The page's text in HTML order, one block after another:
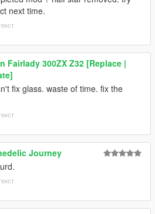
next time.
Fairlady 300ZX Z32 [Replace |
fix glass. waste of time. fix the
Journey